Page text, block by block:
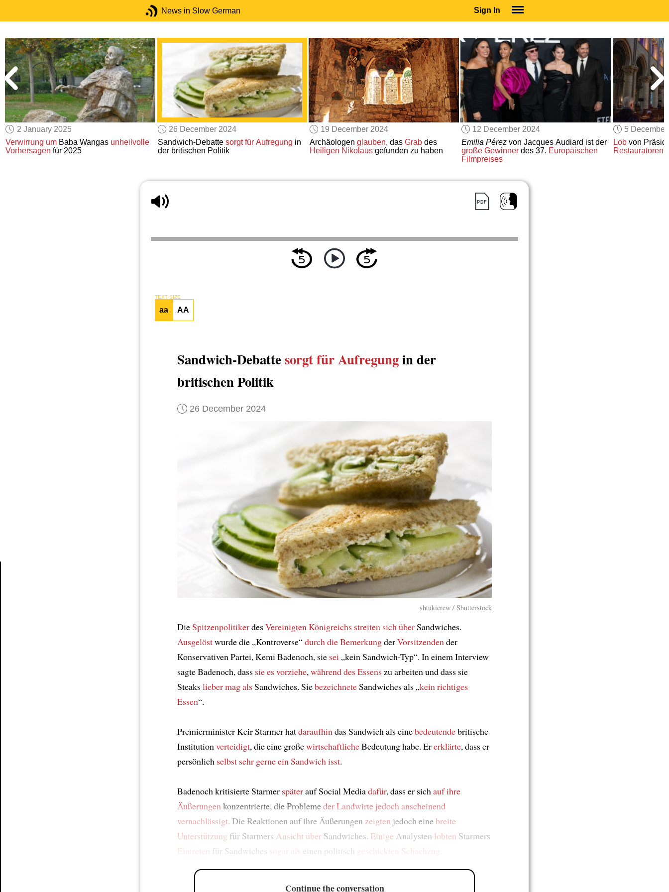
News in Slow German Sign In
SUBSCRIBE
EDUCATIONAL LICENSES
GIFT CARDS
OTHER LANGUAGES
ABOUT US
ALEXA
ADJUST COLORS
2 January 2025
Verwirrung um Baba Wangas unheilvolle
Vorhersagen für 2025
26 December 2024
Sandwich-Debatte sorgt für Aufregung in
der britischen Politik
19 December 2024
Archäologen glauben, das Grabdes
Heiligen Nikolausgefunden zu haben
12 December 2024
Emilia Pérezvon Jacques Audiard ist der
große Gewinnerdes 37. Europäischen
Filmpreises
5
Lob von
Restauratoren
TEXT SIZE
aa AA
Sandwich-Debattesorgt fürAufregungin der
britischen Politik
26 December 2024
shtukicrew / Shutterstock
DieSpitzenpolitikerdesVereinigten Königreichs streiten sich überSandwiches.
Ausgelöstwurde die „Kontroverse“durch die BemerkungderVorsitzendender
Konservativen Partei, Kemi Badenoch, sie sei „kein Sandwich-Typ“. In einem Interview
sagte Badenoch, dass sie es vorziehe,während des Essenszu arbeiten und dass sie
Steakslieber magalsSandwiches. SiebezeichneteSandwiches als „kein richtiges
Essen“.
Premierminister Keir Starmer hatdaraufhindas Sandwich als einebedeutendebritische
Institutionverteidigt, die eine großewirtschaftlicheBedeutung habe. Ererklärte, dass er
persönlich selbst sehr gerne ein Sandwich isst.
Badenoch kritisierte Starmer späterauf Social Mediadafür, dass er sichauf ihre
Äußerungenkonzentrierte, die Problemeder Landwirte jedochanscheinend
vernachlässigt. Die Reaktionen auf ihre Äußerungen zeigten jedoch einebreite
Unterstützung für Starmers Ansicht über Sandwiches. Einige Analysten lobten Starmers
Eintreten für Sandwiches sogar als einen politisch geschickten Schachzug
Continue the conversation